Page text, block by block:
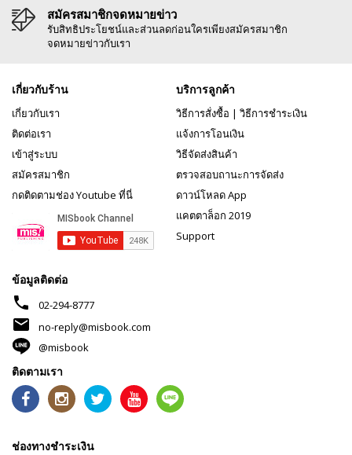
สมัครสมาชิกจดหมายข่าว
รับสิทธิประโยชน์และส่วนลดก่อนใครเพียงสมัครสมาชิก
จดหมายข่าวกับเรา
เกี่ยวกับร้าน
เกี่ยวกับเรา
ติดต่อเรา
เข้าสู่ระบบ
สมัครสมาชิก
กดติดตามช่อง Youtube ที่นี่
บริการลูกค้า
วิธีการสั่งซื้อ | วิธีการชำระเงิน
แจ้งการโอนเงิน
วิธีจัดส่งสินค้า
ตรวจสอบถานะการจัดส่ง
ดาวน์โหลด App
แคตตาล็อก 2019
Support
ข้อมูลติดต่อ
phone 02-294-8777
mail
no-reply@misbook.com
@misbook
ติดตามเรา
ช่องทางชำระเงิน